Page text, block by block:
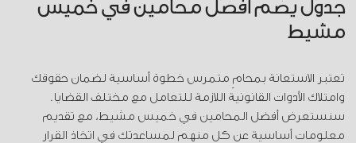
جدول يضم أفضل محامين في خميس
مشيط
تعتبر الاستعانة بمحامٍ متمرس خطوة أساسية لضمان حقوقك
وامتلاك الأدوات القانونية اللازمة للتعامل مع مختلف القضايا.
سنستعرض أفضل المحامين في خميس مشيط، مع تقديم
معلومات أساسية عن كل منهم لمساعدتك في اتخاذ القرار